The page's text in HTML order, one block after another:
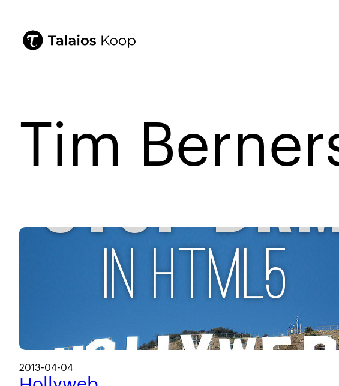
Tim
2013-04-04